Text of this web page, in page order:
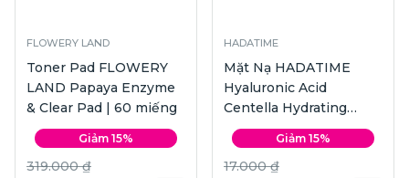
FLOWERY LAND
Toner Pad FLOWERY
LAND Papaya Enzyme
& Clear Pad | 60 miếng
Giảm 15%
319.000 ₫
HADATIME
Mặt Nạ HADATIME
Hyaluronic Acid
Centella Hydrating
Mask | 23ml
Giảm 15%
17.000 ₫